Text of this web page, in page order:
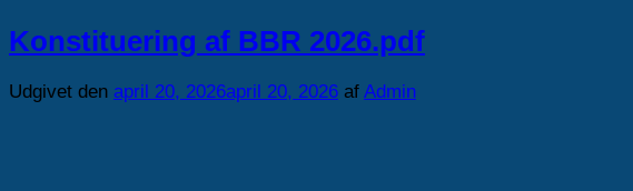
Konstituering af BBR 2026.pdf
Udgivet den april 20, 2026april 20, 2026 af Admin